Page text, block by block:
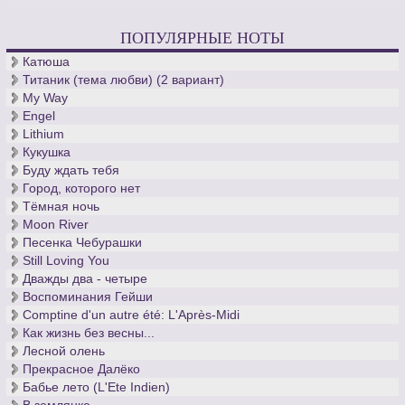
ПОПУЛЯРНЫЕ НОТЫ
Катюша
Титаник (тема любви) (2 вариант)
My Way
Engel
Lithium
Кукушка
Буду ждать тебя
Город, которого нет
Тёмная ночь
Moon River
Песенка Чебурашки
Still Loving You
Дважды два - четыре
Воспоминания Гейши
Comptine d'un autre été: L'Après-Midi
Как жизнь без весны...
Лесной олень
Прекрасное Далёко
Бабье лето (L'Ete Indien)